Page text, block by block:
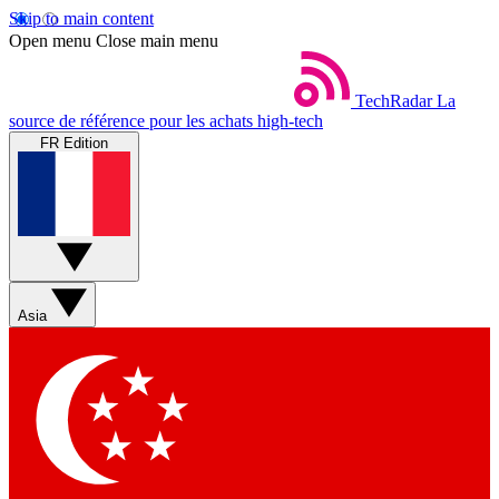
Skip to main content
Open menu Close main menu
TechRadar La
source de référence pour les achats high-tech
FR Edition
Asia